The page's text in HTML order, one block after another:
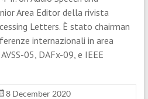
Area Editor della rivista
Letters. È stato chairman
internazionali in area
05, DAFx-09, e IEEE
8 December 2020